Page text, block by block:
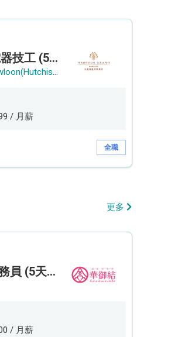
Technician 電器技工 (5-Day Work Week)
Harbour Grand Kowloon(Hutchison Hotel Hong Kong Limited)
/ 月薪
全職
更多
華御結早班倉務員 (5天工作週)
/ 月薪